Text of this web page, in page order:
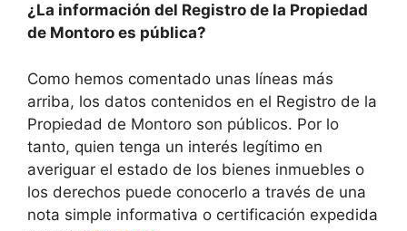
¿La información del Registro de la Propiedad
de Montoro es pública?
Como hemos comentado unas líneas más
arriba, los datos contenidos en el Registro de la
Propiedad de Montoro son públicos. Por lo
tanto, quien tenga un interés legítimo en
averiguar el estado de los bienes inmuebles o
los derechos puede conocerlo a través de una
nota simple informativa o certificación expedida